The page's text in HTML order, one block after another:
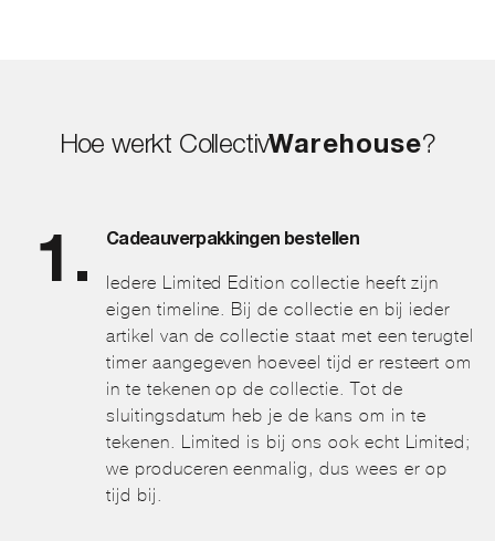
Hoe werkt CollectivWarehouse?
Cadeauverpakkingen bestellen
Iedere Limited Edition collectie heeft zijn
eigen timeline. Bij de collectie en bij ieder
artikel van de collectie staat met een terugtel
timer aangegeven hoeveel tijd er resteert om
in te tekenen op de collectie. Tot de
sluitingsdatum heb je de kans om in te
tekenen. Limited is bij ons ook echt Limited;
we produceren eenmalig, dus wees er op
tijd bij.